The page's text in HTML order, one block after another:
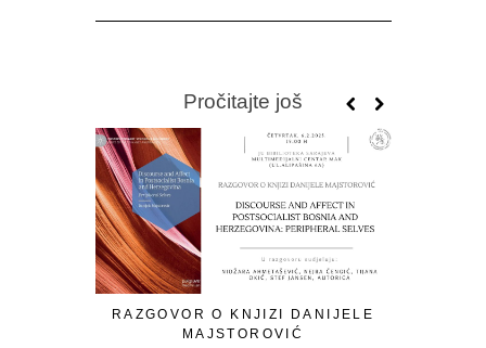
Pročitajte još
RAZGOVOR O KNJIZI DANIJELE
MAJSTOROVIĆ